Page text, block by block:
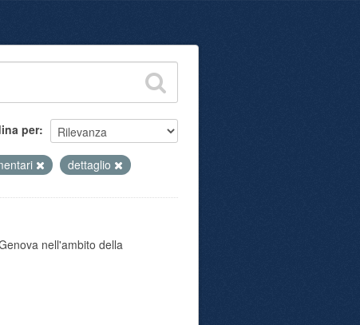
per
dettaglio
nell'ambito della